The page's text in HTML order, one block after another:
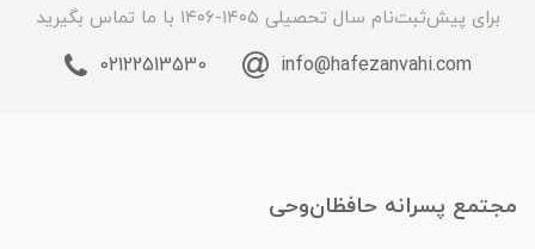
برای پیش‌ثبت‌نام سال تحصیلی ۱۴۰۵-۱۴۰۶ با ما تماس بگیرید
info@hafezanvahi.com
02122513530
مجتمع پسرانه حافظان‌وحی